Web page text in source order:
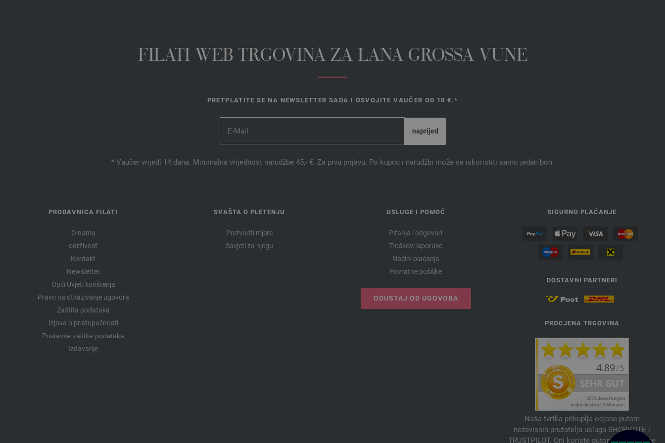
FILATI WEB TRGOVINA ZA LANA GROSSA VUNE
PRETPLATITE SE NA NEWSLETTER SADA I OSVOJITE VAUČER OD 10 €.*
* Vaučer vrijedi 14 dana. Minimalna vrijednost narudžbe 45,- €. Za prvu prijavu. Po kupcu i narudžbi može se iskoristiti samo jedan bon.
PRODAVNICA FILATI
O nama
održivost
Kontakt
Newsletter
Opći Uvjeti korištenja
Pravo na otkazivanje ugovora
Zaštita podataka
Izjava o pristupačnosti
Postavke zaštite podataka
Izdavanje
SVAŠTA O PLETENJU
Pretvoriti mjere
Savjeti za njegu
USLUGE I POMOĆ
Pitanja i odgovori
Troškovi isporuke
Načini plaćanja
Povratne pošiljke
ODUSTAJ OD UGOVORA
SIGURNO PLAĆANJE
DOSTAVNI PARTNERI
PROCJENA TRGOVINA
Naša tvrtka prikuplja ocjene putem
nezavisnih pružatelja usluga SHOPVOTE i
TRUSTPILOT. Oni koriste automatske i ručne